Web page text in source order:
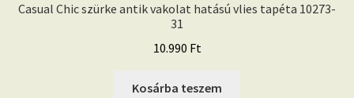
Casual Chic szürke antik vakolat hatású vlies tapéta 10273-
31
10.990 Ft
Kosárba teszem